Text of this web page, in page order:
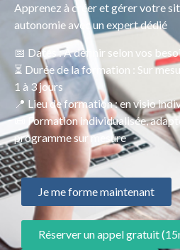
Apprenez à créer et gérer votre
autonomie avec un expert dédié
📅 Dates : À définir selon vos
⏳ Durée de la formation : Sur
1 à 3 jours
📍 Lieu de formation : en visio
📜 Formation individualisée,
programme sur mesure
Je me forme maintenant
Réserver un appel gratuit